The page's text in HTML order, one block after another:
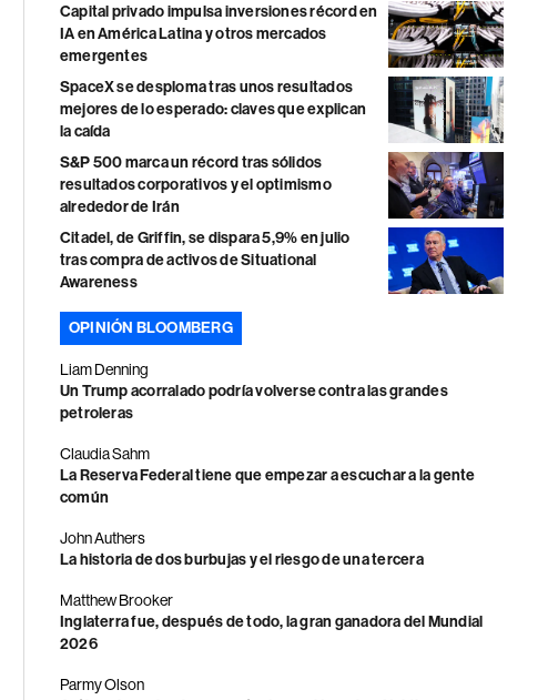
Capital privado impulsa inversiones récord en
IA en América Latina y otros mercados
emergentes
SpaceX se desploma tras unos resultados
mejores de lo esperado: claves que explican
la caída
S&P 500 marca un récord tras sólidos
resultados corporativos y el optimismo
alrededor de Irán
Citadel, de Griffin, se dispara 5,9% en julio
tras compra de activos de Situational
Awareness
OPINIÓN BLOOMBERG
Liam Denning
Un Trump acorralado podría volverse contra las grandes
petroleras
Claudia Sahm
La Reserva Federal tiene que empezar a escuchar a la gente
común
John Authers
La historia de dos burbujas y el riesgo de una tercera
Matthew Brooker
Inglaterra fue, después de todo, la gran ganadora del Mundial
2026
Parmy Olson